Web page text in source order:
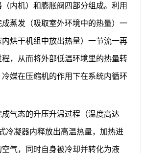
内机）和膨胀阀四部分组成。利用
蒸发（吸取室外环境中的热量）一
烘干机组中放出热量）一节流一再
，从而将外部低温环境里的热量转
媒在压缩机的作用下在系统内循环
气态的升压升温过程（温度高达
冷凝器内释放出高温热量，加热进
空气，同时自身被冷却并转化为液